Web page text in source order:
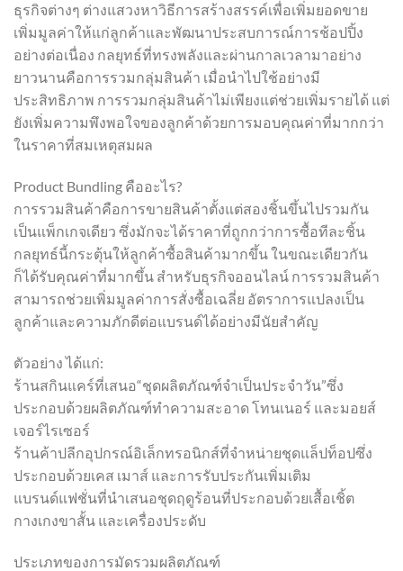
ธุรกิจต่างๆ ต่างแสวงหาวิธีการสร้างสรรค์เพื่อเพิ่มยอดขาย
เพิ่มมูลค่าให้แก่ลูกค้าและพัฒนาประสบการณ์การช้อปปิ้ง
อย่างต่อเนื่อง กลยุทธ์ที่ทรงพลังและผ่านกาลเวลามาอย่าง
ยาวนานคือการรวมกลุ่มสินค้า เมื่อนำไปใช้อย่างมี
ประสิทธิภาพ การรวมกลุ่มสินค้าไม่เพียงแต่ช่วยเพิ่มรายได้ แต่
ยังเพิ่มความพึงพอใจของลูกค้าด้วยการมอบคุณค่าที่มากกว่า
ในราคาที่สมเหตุสมผล
Product Bundling คืออะไร?
การรวมสินค้าคือการขายสินค้าตั้งแต่สองชิ้นขึ้นไปรวมกัน
เป็นแพ็กเกจเดียว ซึ่งมักจะได้ราคาที่ถูกกว่าการซื้อทีละชิ้น
กลยุทธ์นี้กระตุ้นให้ลูกค้าซื้อสินค้ามากขึ้น ในขณะเดียวกัน
ก็ได้รับคุณค่าที่มากขึ้น สำหรับธุรกิจออนไลน์ การรวมสินค้า
สามารถช่วยเพิ่มมูลค่าการสั่งซื้อเฉลี่ย อัตราการแปลงเป็น
ลูกค้าและความภักดีต่อแบรนด์ได้อย่างมีนัยสำคัญ
ตัวอย่าง ได้แก่:
ร้านสกินแคร์ที่เสนอ“ชุดผลิตภัณฑ์จำเป็นประจำวัน”ซึ่ง
ประกอบด้วยผลิตภัณฑ์ทำความสะอาด โทนเนอร์ และมอยส์
เจอร์ไรเซอร์
ร้านค้าปลีกอุปกรณ์อิเล็กทรอนิกส์ที่จำหน่ายชุดแล็ปท็อปซึ่ง
ประกอบด้วยเคส เมาส์ และการรับประกันเพิ่มเติม
แบรนด์แฟชั่นที่นำเสนอชุดฤดูร้อนที่ประกอบด้วยเสื้อเชิ้ต
กางเกงขาสั้น และเครื่องประดับ
ประเภทของการมัดรวมผลิตภัณฑ์